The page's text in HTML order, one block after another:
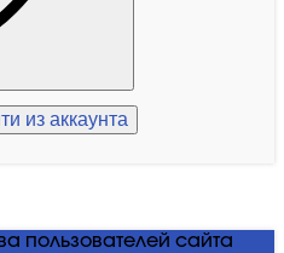
из аккаунта
пользователей сайта